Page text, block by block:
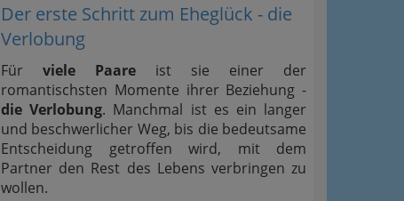
Der erste Schritt zum Eheglück - die
Verlobung
Für viele Paare ist sie einer der
romantischsten Momente ihrer Beziehung -
die Verlobung. Manchmal ist es ein langer
und beschwerlicher Weg, bis die bedeutsame
Entscheidung getroffen wird, mit dem
Partner den Rest des Lebens verbringen zu
wollen.